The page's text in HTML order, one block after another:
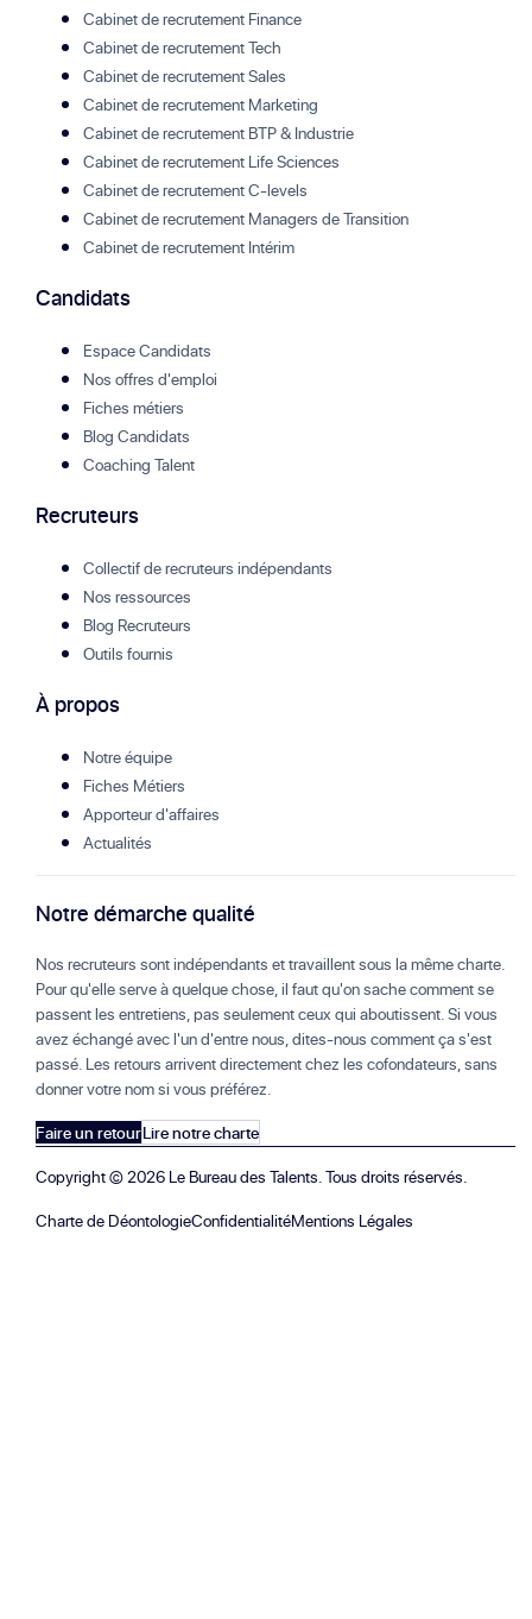
Cabinet de recrutement Finance
Cabinet de recrutement Tech
Cabinet de recrutement Sales
Cabinet de recrutement Marketing
Cabinet de recrutement BTP & Industrie
Cabinet de recrutement Life Sciences
Cabinet de recrutement C-levels
Cabinet de recrutement Managers de Transition
Cabinet de recrutement Intérim
Candidats
Espace Candidats
Nos offres d'emploi
Fiches métiers
Blog Candidats
Coaching Talent
Recruteurs
Collectif de recruteurs indépendants
Nos ressources
Blog Recruteurs
Outils fournis
À propos
Notre équipe
Fiches Métiers
Apporteur d'affaires
Actualités
Notre démarche qualité
Nos recruteurs sont indépendants et travaillent sous la même charte.
Pour qu'elle serve à quelque chose, il faut qu'on sache comment se
passent les entretiens, pas seulement ceux qui aboutissent. Si vous
avez échangé avec l'un d'entre nous, dites-nous comment ça s'est
passé. Les retours arrivent directement chez les cofondateurs, sans
donner votre nom si vous préférez.
Faire un retourLire notre charte
Copyright ©2026 Le Bureau des Talents. Tous droits réservés.
Charte de DéontologieConfidentialitéMentions Légales